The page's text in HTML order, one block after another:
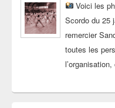
Voici les
Scordo du 25
remercier
toutes les